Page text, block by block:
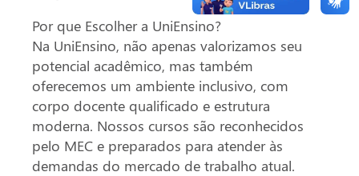
Por que Escolher a UniEnsino?
Na UniEnsino, não apenas valorizamos seu
potencial acadêmico, mas também
oferecemos um ambiente inclusivo, com
corpo docente qualificado e estrutura
moderna. Nossos cursos são reconhecidos
pelo MEC e preparados para atender às
demandas do mercado de trabalho atual.